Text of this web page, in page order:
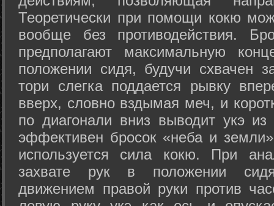
Теоретически при помощи кокю
вообще без противодействия.
предполагают максимальную
положении сидя, будучи схвачен
тори слегка поддается рывку
вверх, словно вздымая меч, и
по диагонали вниз выводит укэ
эффективен бросок «неба и
используется сила кокю. При
захвате рук в положении
движением правой руки против